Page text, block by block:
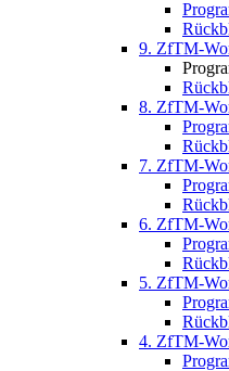
9. ZfTM-
8. ZfTM-
7. ZfTM-
6. ZfTM-
5. ZfTM-
4. ZfTM-